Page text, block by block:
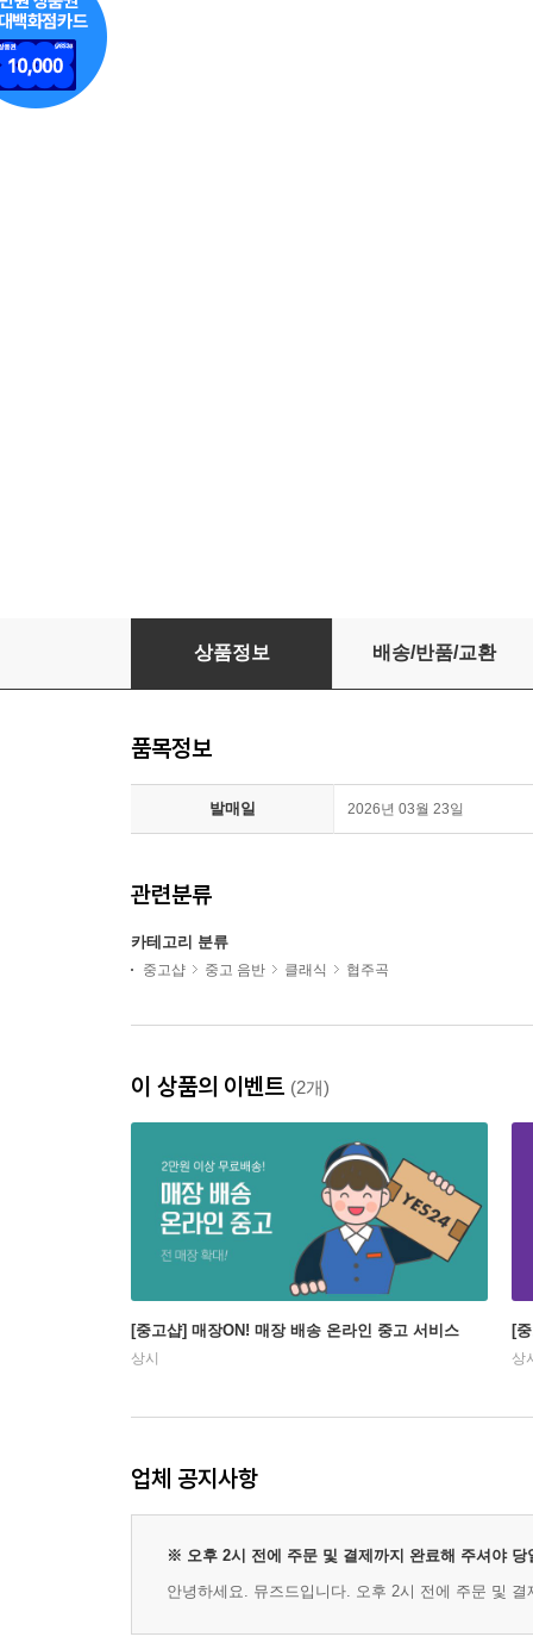
Jozef Kopelman / Handel : Concerti Grossi
상품정보 배송/반품/교환
품목정보
발매일 2026년 03월 23일
관련분류
카테고리 분류
중고샵 중고 음반 클래식 협주곡
이 상품의 이벤트 (2개)
[중고샵] 매장ON! 매장 배송 온라인 중고 서비스
상시
[
상
업체 공지사항
※ 오후 2시 전에 주문 및 결제까지 완료해 주셔야
안녕하세요. 뮤즈드입니다. 오후 2시 전에 주문 및